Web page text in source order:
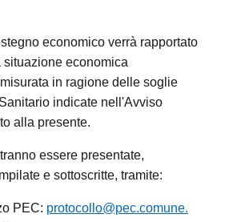
economico verrà rapportato
economica
in ragione delle soglie
indicate nell'Avviso
alla presente.
essere presentate,
e sottoscritte, tramite:
PEC: protocollo@pec.comune.